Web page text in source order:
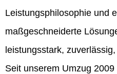
Leistungsphilosophie und
maßgeschneiderte
leistungsstark,
Seit unserem Umzug